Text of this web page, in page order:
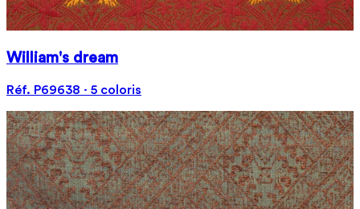
William's dream
Réf. P69638 · 5 coloris